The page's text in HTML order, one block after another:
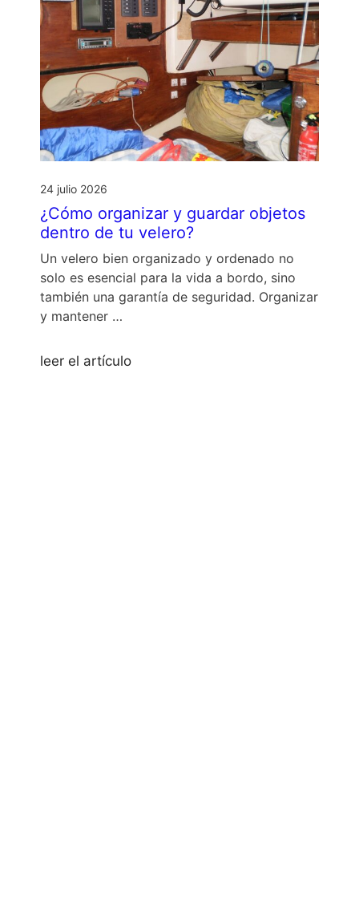
24 julio 2026
¿Cómo organizar y guardar objetos
dentro de tu velero?
Un velero bien organizado y ordenado no
solo es esencial para la vida a bordo, sino
también una garantía de seguridad. Organizar
y mantener …
leer el artículo